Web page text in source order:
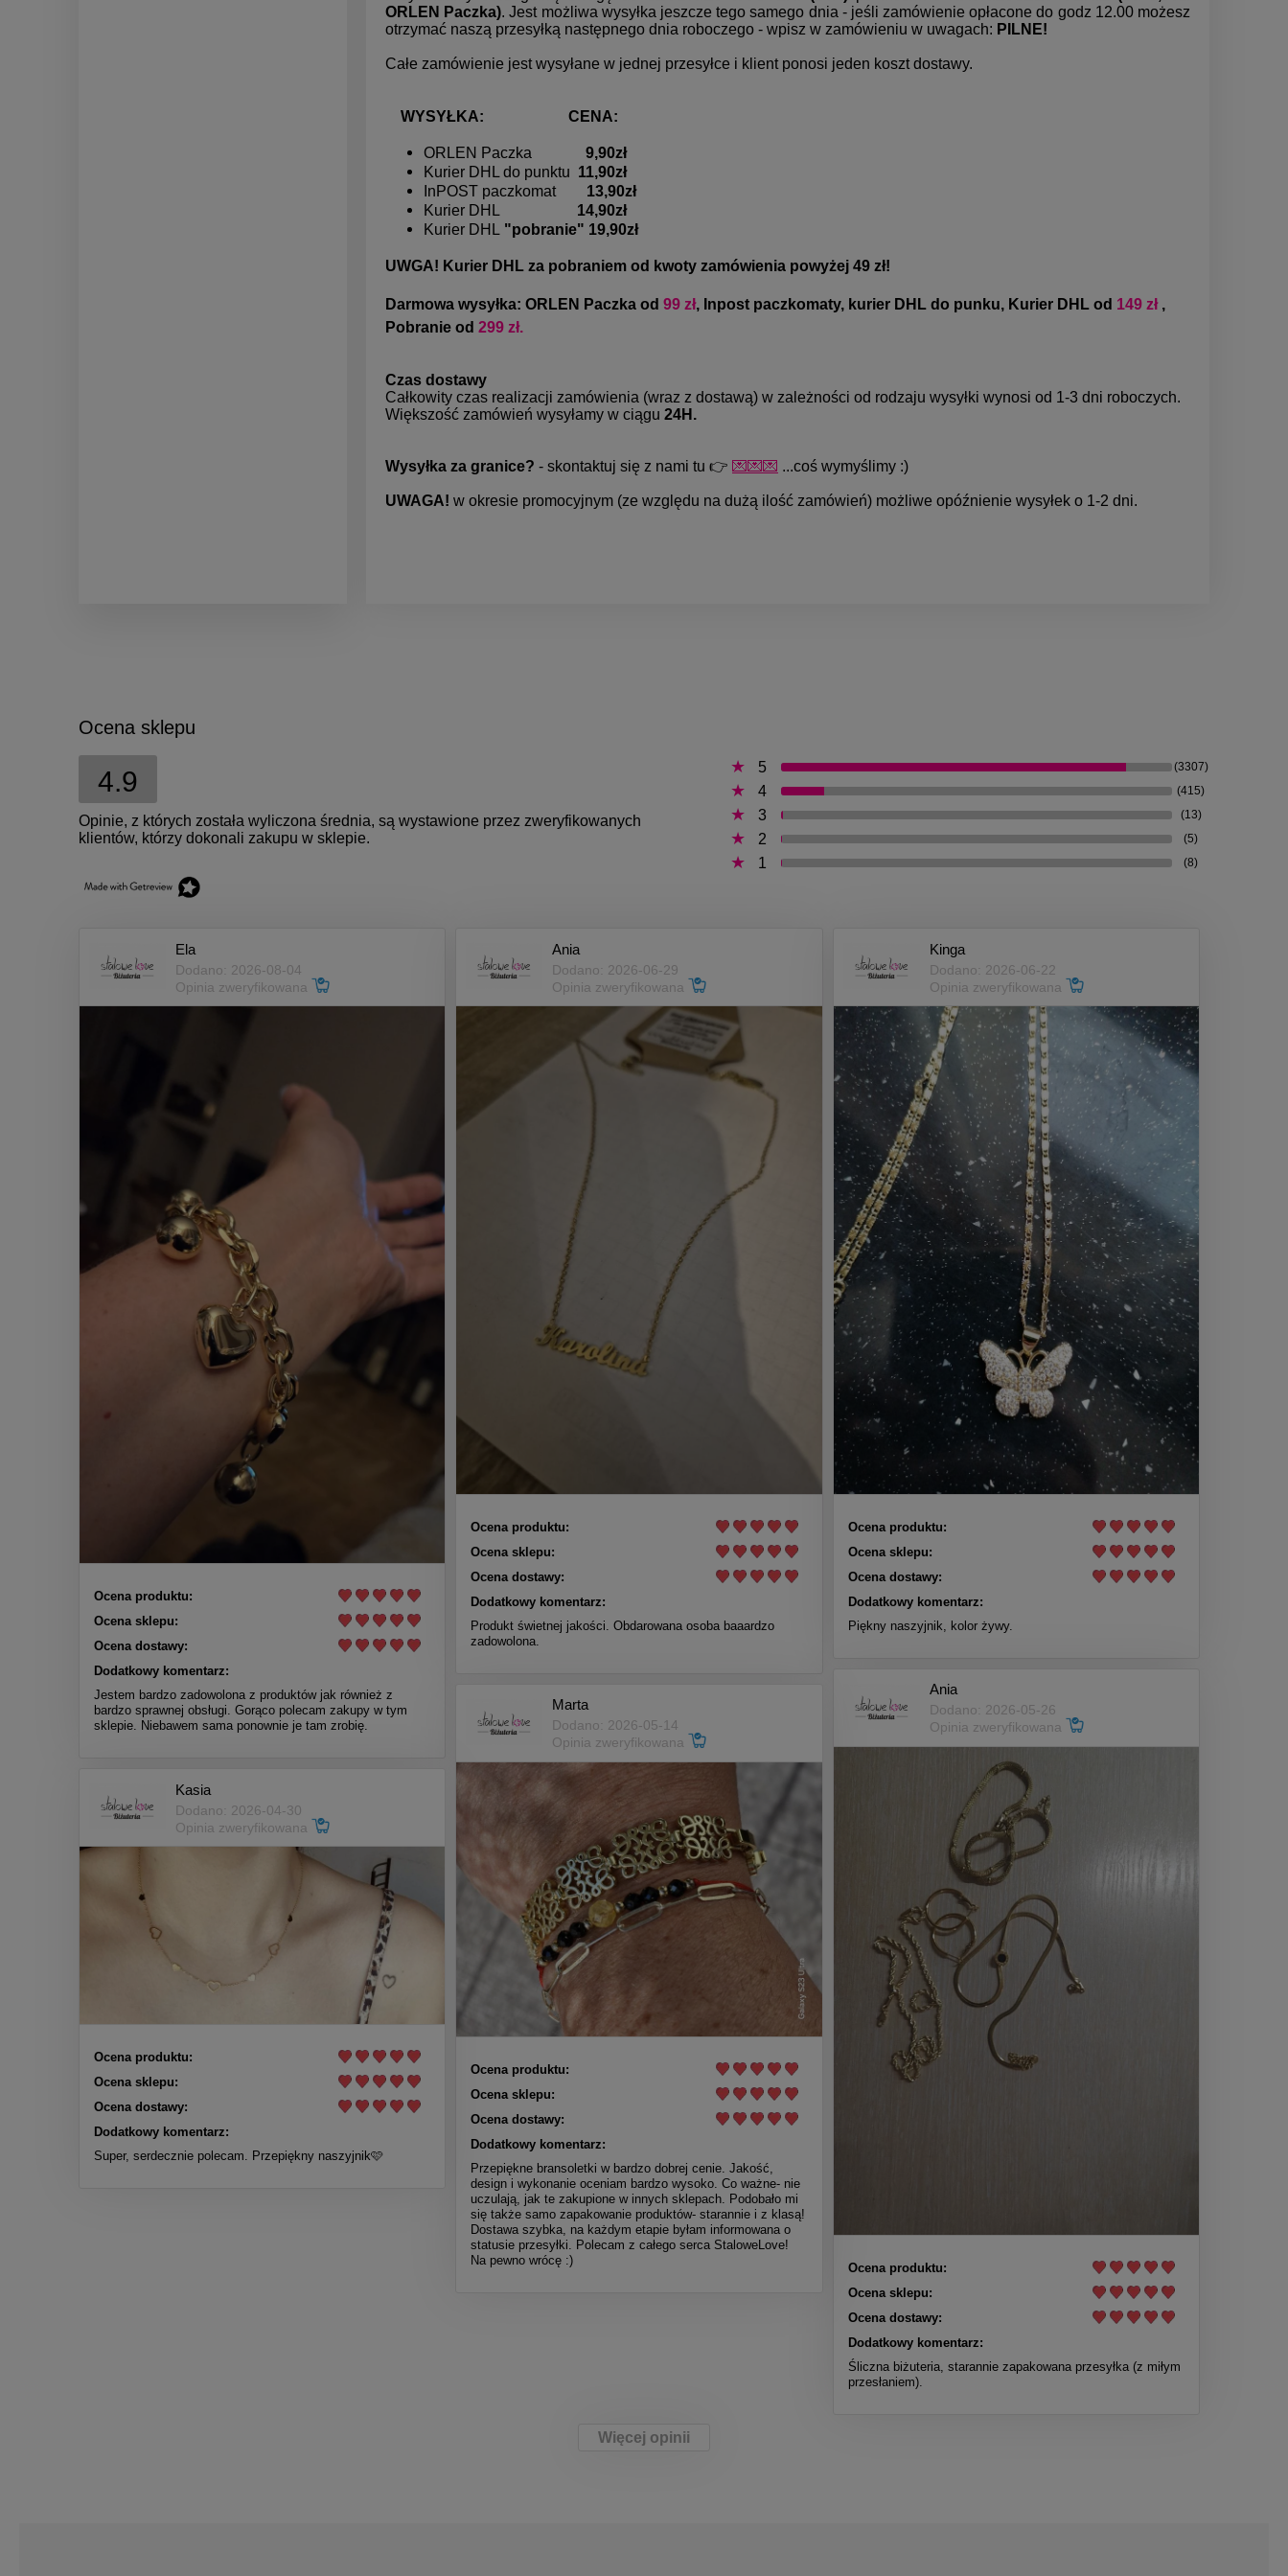
ORLEN Paczka). Jest możliwa wysyłka jeszcze tego samego dnia - jeśli zamówienie opłacone do godz 12.00 możesz
otrzymać naszą przesyłką następnego dnia roboczego - wpisz w zamówieniu w uwagach: PILNE!
Całe zamówienie jest wysyłane w jednej przesyłce i klient ponosi jeden koszt dostawy.
WYSYŁKA: CENA:
ORLEN Paczka
9,90zł
Kurier DHL do punktu 11,90zł
InPOST paczkomat 13,90zł
Kurier DHL 14,90zł
Kurier DHL "pobranie" 19,90zł
UWGA! Kurier DHL za pobraniem od kwoty zamówienia powyżej 49 zł!
Darmowa wysyłka: ORLEN Paczka od 99 zł, Inpost paczkomaty, kurier DHL do punku, Kurier DHL od 149 zł ,
Pobranie od 299 zł.
Czas dostawy
Całkowity czas realizacji zamówienia (wraz z dostawą) w zależności od rodzaju wysyłki wynosi od 1-3 dni roboczych.
Większość zamówień wysyłamy w ciągu 24H.
Wysyłka za granice? - skontaktuj się z nami tu 👉 💌💌💌 ...coś wymyślimy :)
UWAGA! w okresie promocyjnym (ze względu na dużą ilość zamówień) możliwe opóźnienie wysyłek o 1-2 dni.
Ocena sklepu
4.9
Opinie, z których została wyliczona średnia, są wystawione przez zweryfikowanych
klientów, którzy dokonali zakupu w sklepie.
5 (3307)
4 (415)
3 (13)
2 (5)
1 (8)
Ela
Dodano: 2026-08-04
Opinia zweryfikowana
Ocena produktu:
Ocena sklepu:
Ocena dostawy:
Dodatkowy komentarz:
Jestem bardzo zadowolona z produktów jak również z
bardzo sprawnej obsługi. Gorąco polecam zakupy w tym
sklepie. Niebawem sama ponownie je tam zrobię.
Ania
Dodano: 2026-06-29
Opinia zweryfikowana
Ocena produktu:
Ocena sklepu:
Ocena dostawy:
Dodatkowy komentarz:
Produkt świetnej jakości. Obdarowana osoba baaardzo
zadowolona.
Kinga
Dodano: 2026-06-22
Opinia zweryfikowana
Ocena produktu:
Ocena sklepu:
Ocena dostawy:
Dodatkowy komentarz:
Piękny naszyjnik, kolor żywy.
Ania
Dodano: 2026-05-26
Opinia zweryfikowana
Ocena produktu:
Ocena sklepu:
Ocena dostawy:
Dodatkowy komentarz:
Śliczna biżuteria, starannie zapakowana przesyłka (z miłym
przesłaniem).
Marta
Dodano: 2026-05-14
Opinia zweryfikowana
Ocena produktu:
Ocena sklepu:
Ocena dostawy:
Dodatkowy komentarz:
Przepiękne bransoletki w bardzo dobrej cenie. Jakość,
design i wykonanie oceniam bardzo wysoko. Co ważne- nie
uczulają, jak te zakupione w innych sklepach. Podobało mi
się także samo zapakowanie produktów- starannie i z klasą!
Dostawa szybka, na każdym etapie byłam informowana o
statusie przesyłki. Polecam z całego serca StaloweLove!
Na pewno wrócę :)
Kasia
Dodano: 2026-04-30
Opinia zweryfikowana
Ocena produktu:
Ocena sklepu:
Ocena dostawy:
Dodatkowy komentarz:
Super, serdecznie polecam. Przepiękny naszyjnik🩷
Więcej opinii